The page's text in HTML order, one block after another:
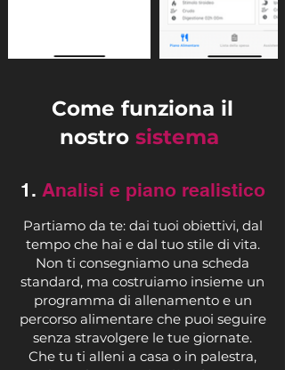
Come funziona il
nostro sistema
1. Analisi e piano realistico
Partiamo da te: dai tuoi obiettivi, dal
tempo che hai e dal tuo stile di vita.
Non ti consegniamo una scheda
standard, ma costruiamo insieme un
programma di allenamento e un
percorso alimentare che puoi seguire
senza stravolgere le tue giornate.
Che tu ti alleni a casa o in palestra,